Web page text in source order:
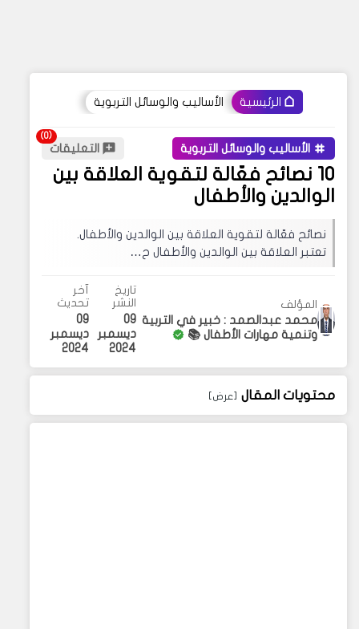
الرئيسية الأساليب والوسائل التربوية
الأساليب والوسائل التربوية التعليقات
10 نصائح فعّالة لتقوية العلاقة بين
الوالدين والأطفال
نصائح فعّالة لتقوية العلاقة بين الوالدين والأطفال.
تعتبر العلاقة بين الوالدين والأطفال ح…
المؤلف
محمد عبدالصمد : خبير في التربية
وتنمية مهارات الأطفال 📚
تاريخ
النشر
09
ديسمبر
2024
آخر
تحديث
09
ديسمبر
2024
محتويات المقال